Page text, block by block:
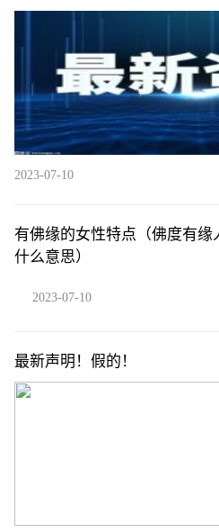
2023-07-10
有佛缘的女性特点（佛度有缘
什么意思）
2023-07-10
最新声明！假的！